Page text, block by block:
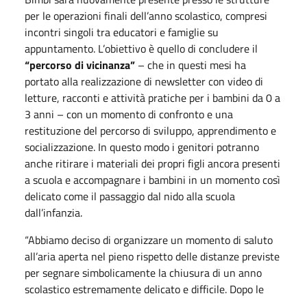
per le operazioni finali dell’anno scolastico, compresi
incontri singoli tra educatori e famiglie su
appuntamento. L’obiettivo è quello di concludere il
“percorso di vicinanza” – che in questi mesi ha
portato alla realizzazione di newsletter con video di
letture, racconti e attività pratiche per i bambini da 0 a
3 anni – con un momento di confronto e una
restituzione del percorso di sviluppo, apprendimento e
socializzazione. In questo modo i genitori potranno
anche ritirare i materiali dei propri figli ancora presenti
a scuola e accompagnare i bambini in un momento così
delicato come il passaggio dal nido alla scuola
dall’infanzia.
“Abbiamo deciso di organizzare un momento di saluto
all’aria aperta nel pieno rispetto delle distanze previste
per segnare simbolicamente la chiusura di un anno
scolastico estremamente delicato e difficile. Dopo le